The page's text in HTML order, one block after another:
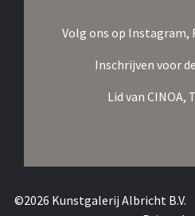
Volg ons op Instagram,
Inschrijven voor
Lid van CINOA,
©2026 Kunstgalerij Albricht B.V.